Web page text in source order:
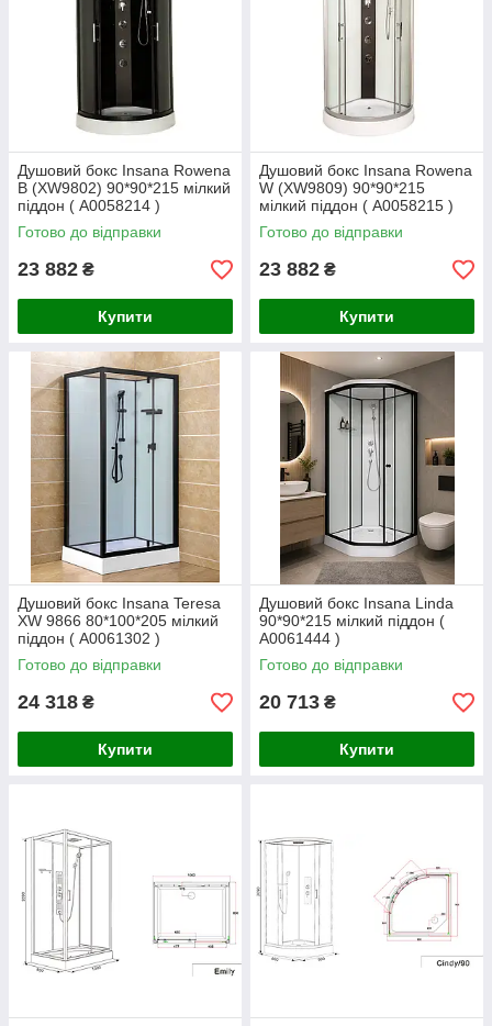
Душовий бокс Insana Rowena
B (XW9802) 90*90*215 мілкий
піддон ( А0058214 )
Готово до відправки
23 882 ₴
Купити
Душовий бокс Insana Rowena
W (XW9809) 90*90*215
мілкий піддон ( А0058215 )
Готово до відправки
23 882 ₴
Купити
Душовий бокс Insana Teresa
XW 9866 80*100*205 мілкий
піддон ( А0061302 )
Готово до відправки
24 318 ₴
Купити
Душовий бокс Insana Linda
90*90*215 мілкий піддон (
А0061444 )
Готово до відправки
20 713 ₴
Купити